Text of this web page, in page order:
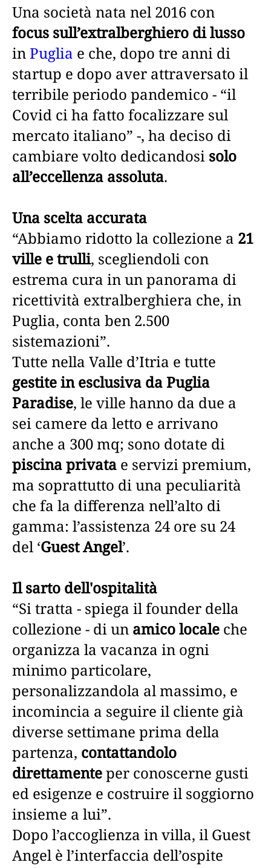
Una società nata nel 2016 con
focus sull’extralberghiero di lusso
inPuglia e che, dopo tre anni di
startup e dopo aver attraversato il
terribile periodo pandemico - “il
Covid ci ha fatto focalizzare sul
mercato italiano” -, ha deciso di
cambiare volto dedicandosi solo
all’eccellenza assoluta.
Una scelta accurata
“Abbiamo ridotto la collezione a 21
ville e trulli, scegliendoli con
estrema cura in un panorama di
ricettività extralberghiera che, in
Puglia, conta ben 2.500
sistemazioni”.
Tutte nella Valle d’Itria e tutte
gestite in esclusiva da Puglia
Paradise, le ville hanno da due a
sei camere da letto e arrivano
anche a 300 mq; sono dotate di
piscina privata e servizi premium,
ma soprattutto di una peculiarità
che fa la differenza nell’alto di
gamma: l’assistenza 24 ore su 24
del ‘Guest Angel’.
Il sarto dell'ospitalità
“Si tratta - spiega il founder della
collezione - di un amico locale che
organizza la vacanza in ogni
minimo particolare,
personalizzandola al massimo, e
incomincia a seguire il cliente già
diverse settimane prima della
partenza, contattandolo
direttamenteper conoscerne gusti
ed esigenze e costruire il soggiorno
insieme a lui”.
Dopo l’accoglienza in villa, il Guest
Angel è l’interfaccia dell’ospite